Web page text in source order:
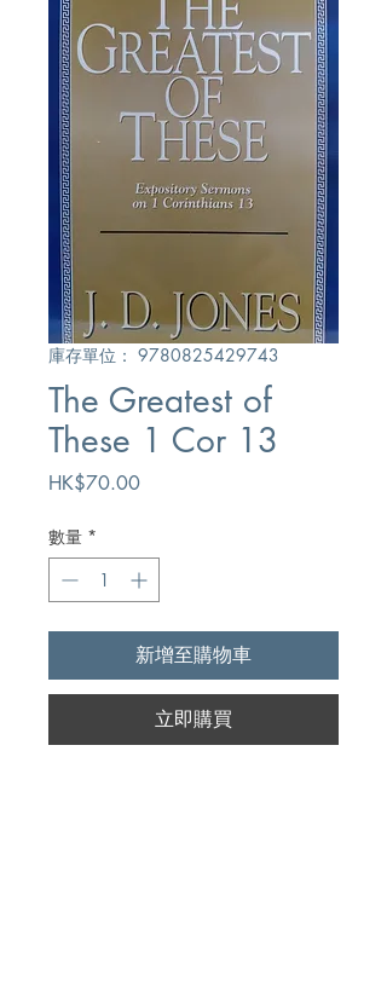
庫存單位： 9780825429743
The Greatest of
These 1 Cor 13
HK$70.00價
數量 *
新增至購物車
立即購買